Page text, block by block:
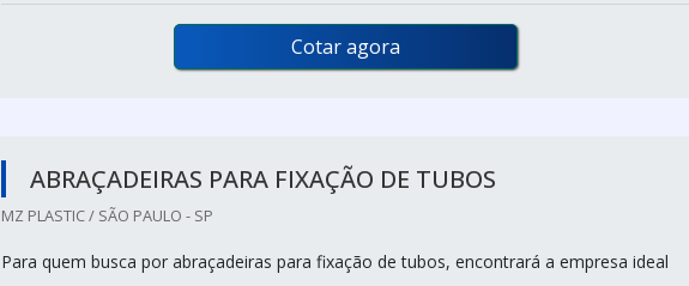
Cotar agora
ABRAÇADEIRAS PARA FIXAÇÃO DE TUBOS
MZ PLASTIC / SÃO PAULO - SP
Para quem busca por abraçadeiras para fixação de tubos, encontrará a empresa ideal